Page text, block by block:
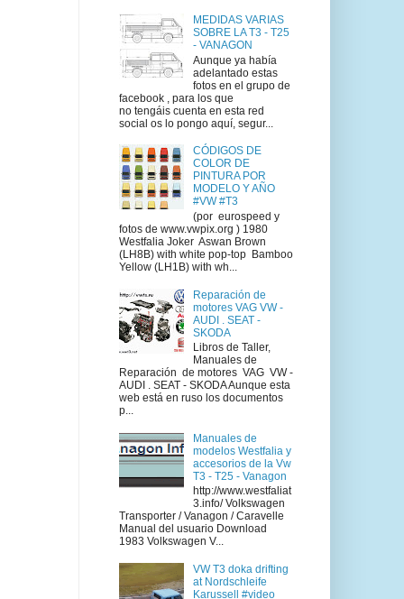
MEDIDAS VARIAS
SOBRE LA T3 - T25
- VANAGON
Aunque ya había
adelantado estas
fotos en el grupo de
facebook , para los que
no tengáis cuenta en esta red
social os lo pongo aquí, segur...
CÓDIGOS DE
COLOR DE
PINTURA POR
MODELO Y AÑO
#VW #T3
(por eurospeed y
fotos de www.vwpix.org ) 1980
Westfalia Joker Aswan Brown
(LH8B) with white pop-top Bamboo
Yellow (LH1B) with wh...
Reparación de
motores VAG VW -
AUDI . SEAT -
SKODA
Libros de Taller,
Manuales de
Reparación de motores VAG VW -
AUDI . SEAT - SKODA Aunque esta
web está en ruso los documentos
p...
Manuales de
modelos Westfalia y
accesorios de la Vw
T3 - T25 - Vanagon
http://www.westfaliat
3.info/ Volkswagen
Transporter / Vanagon / Caravelle
Manual del usuario Download
1983 Volkswagen V...
VW T3 doka drifting
at Nordschleife
Karussell #video